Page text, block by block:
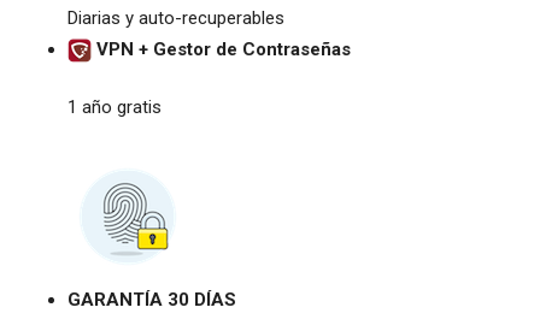
Diarias y auto-recuperables
VPN + Gestor de Contraseñas
1 año gratis
GARANTÍA 30 DÍAS